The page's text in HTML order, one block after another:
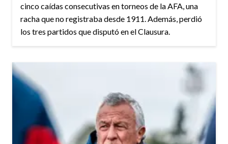
cinco caídas consecutivas en torneos de la AFA, una
racha que no registraba desde 1911. Además, perdió
los tres partidos que disputó en el Clausura.